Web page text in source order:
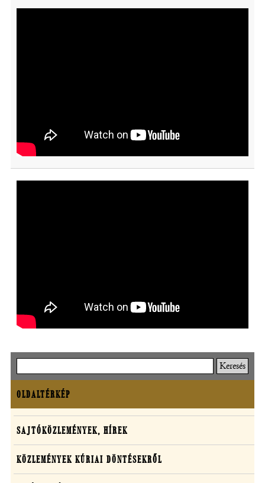
Oldaltérkép
OLDALTÉRKÉP
Sajtó,
közlemények,
média
SAJTÓKÖZLEMÉNYEK, HÍREK
KÖZLEMÉNYEK KÚRIAI DÖNTÉSEKRŐL